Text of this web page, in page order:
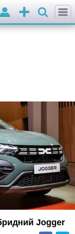
Додати
оголошення
Jogger